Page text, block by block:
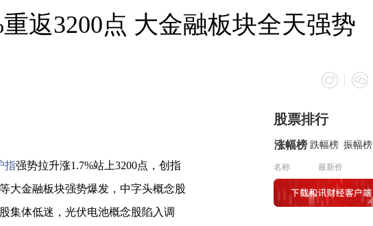
返3200点 大金融板块全天强势
指强势拉升涨1.7%站上3200点，创指
等大金融板块强势爆发，中字头概念股
集体低迷，光伏电池概念股陷入调
股票排行
涨幅榜 跌幅榜 振幅榜
名称 最新价